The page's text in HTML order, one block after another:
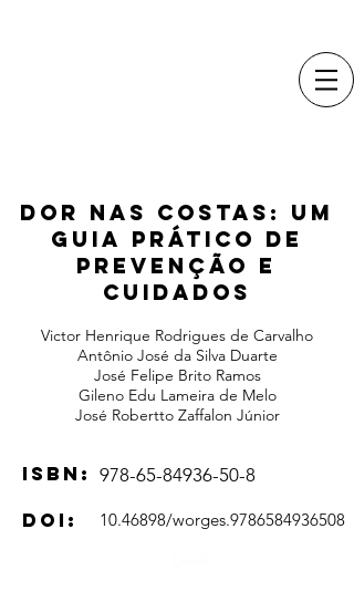
DOR NAS COSTAS: UM
GUIA PRÁTICO DE
PREVENÇÃO E
CUIDADOS
Victor Henrique Rodrigues de Carvalho
Antônio José da Silva Duarte
José Felipe Brito Ramos
Gileno Edu Lameira de Melo
José Robertto Zaffalon Júnior
978-65-84936-50-8
ISBN:
10.46898/worges.9786584936508
DOI: